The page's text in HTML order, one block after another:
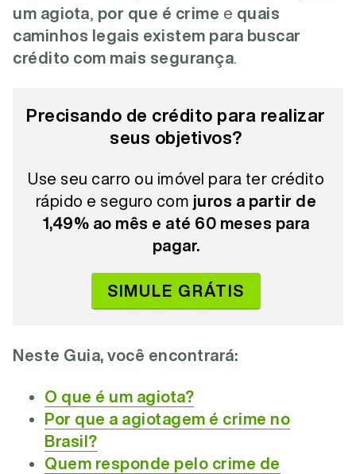
um agiota por que é crime e quais
caminhos legais existem para buscar
crédito com mais segurança
Precisando de crédito para realizar
seus objetivos?
Use seu carro ou imóvel para ter crédito
rápido e seguro com juros a partir de
1,49% ao mês e até 60 meses para
pagar.
SIMULE GRÁTIS
Neste Guia, você encontrará:
O que é um agiota?
Por que a agiotagem é crime no
Brasil?
Quem responde pelo crime de